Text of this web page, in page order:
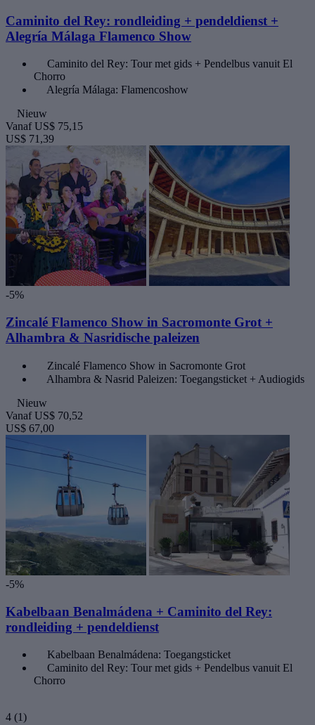
Caminito del Rey: rondleiding + pendeldienst +
Alegría Málaga Flamenco Show
Caminito del Rey: Tour met gids + Pendelbus vanuit El
Chorro
Alegría Málaga: Flamencoshow
Nieuw
Vanaf US$ 75,15
US$ 71,39
-5%
Zincalé Flamenco Show in Sacromonte Grot +
Alhambra & Nasridische paleizen
Zincalé Flamenco Show in Sacromonte Grot
Alhambra & Nasrid Paleizen: Toegangsticket + Audiogids
Nieuw
Vanaf US$ 70,52
US$ 67,00
-5%
Kabelbaan Benalmádena + Caminito del Rey:
rondleiding + pendeldienst
Kabelbaan Benalmádena: Toegangsticket
Caminito del Rey: Tour met gids + Pendelbus vanuit El
Chorro
4 (1)